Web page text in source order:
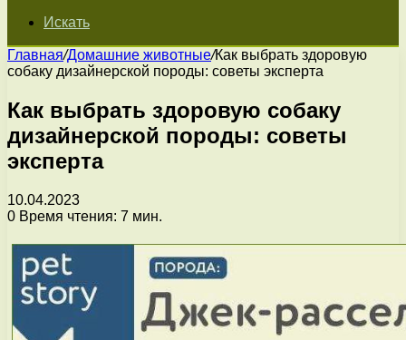
Искать
Главная/Домашние животные/Как выбрать здоровую
собаку дизайнерской породы: советы эксперта
Как выбрать здоровую собаку
дизайнерской породы: советы
эксперта
10.04.2023
0 Время чтения: 7 мин.